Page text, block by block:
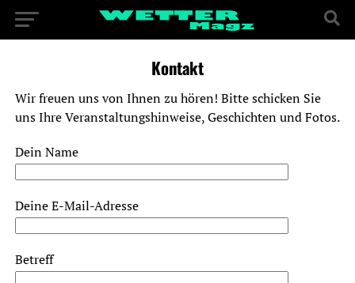
Kontakt
Wir freuen uns von Ihnen zu hören! Bitte schicken Sie
uns Ihre Veranstaltungshinweise, Geschichten und Fotos.
Dein Name
Deine E-Mail-Adresse
Betreff